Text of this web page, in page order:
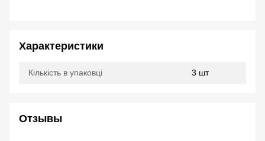
Характеристики
Кількість в упаковці 3 шт
Отзывы